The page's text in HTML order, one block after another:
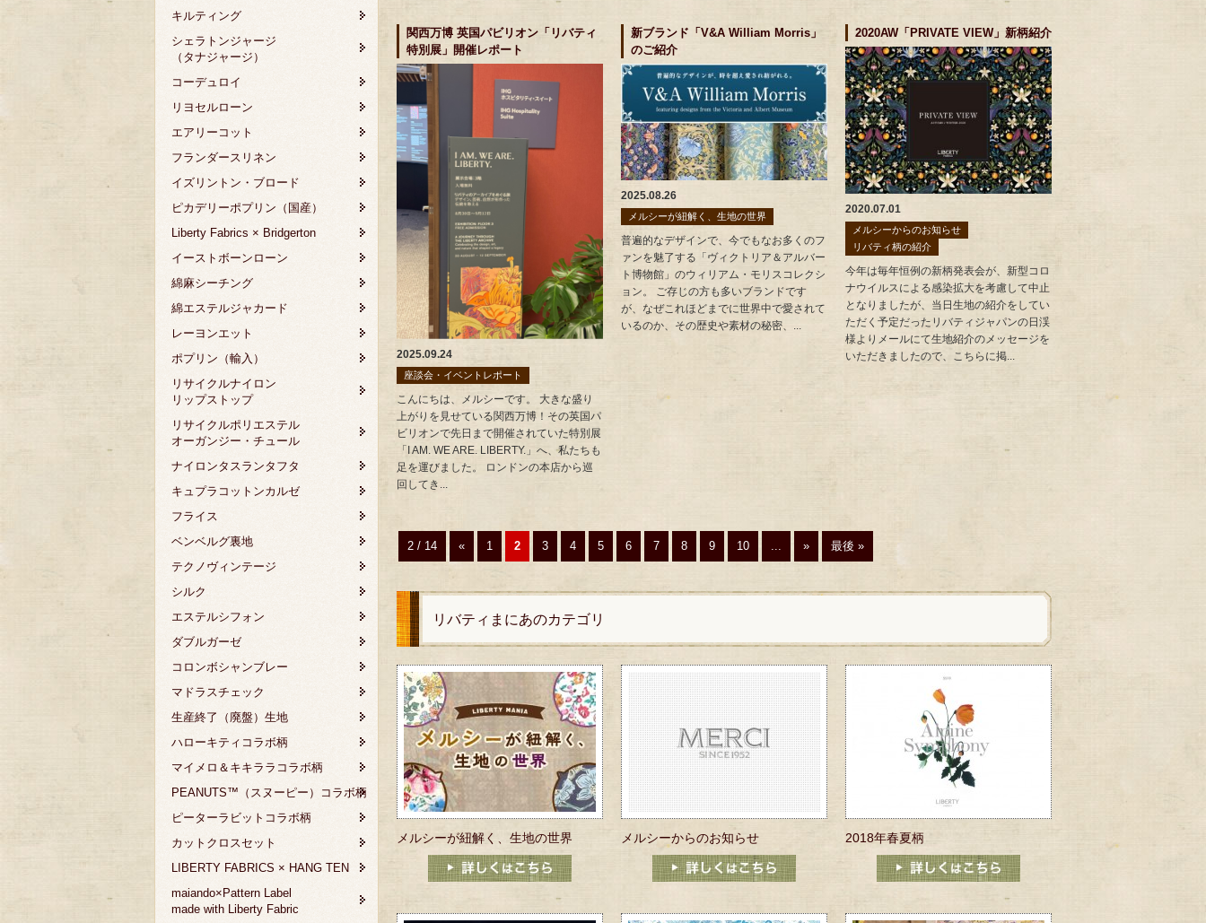
キルティング
シェラトンジャージ
（タナジャージ）
コーデュロイ
リヨセルローン
エアリーコット
フランダースリネン
イズリントン・ブロード
ピカデリーポプリン（国産）
Liberty Fabrics × Bridgerton
イーストボーンローン
綿麻シーチング
綿エステルジャカード
レーヨンエット
ポプリン（輸入）
リサイクルナイロン
リップストップ
リサイクルポリエステル
オーガンジー・チュール
ナイロンタスランタフタ
キュプラコットンカルゼ
フライス
ベンベルグ裏地
テクノヴィンテージ
シルク
エステルシフォン
ダブルガーゼ
コロンボシャンブレー
マドラスチェック
生産終了（廃盤）生地
ハローキティコラボ柄
マイメロ＆キキララコラボ柄
PEANUTS™（スヌーピー）コラボ柄
ピーターラビットコラボ柄
カットクロスセット
LIBERTY FABRICS × HANG TEN
maiando×Pattern Label
made with Liberty Fabric
関西万博 英国パビリオン「リバティ
特別展」開催レポート
2025.09.24
座談会・イベントレポート
こんにちは、メルシーです。 大きな盛り
上がりを見せている関西万博！その英国パ
ビリオンで先日まで開催されていた特別展
「I AM. WE ARE. LIBERTY.」へ、私たちも
足を運びました。 ロンドンの本店から巡
回してき...
新ブランド「V&A William Morris」
のご紹介
2025.08.26
メルシーが紐解く、生地の世界
普遍的なデザインで、今でもなお多くのフ
ァンを魅了する「ヴィクトリア＆アルバー
ト博物館」のウィリアム・モリスコレクシ
ョン。 ご存じの方も多いブランドです
が、なぜこれほどまでに世界中で愛されて
いるのか、その歴史や素材の秘密、...
2020AW「PRIVATE VIEW」新柄紹介
2020.07.01
メルシーからのお知らせ
リバティ柄の紹介
今年は毎年恒例の新柄発表会が、新型コロ
ナウイルスによる感染拡大を考慮して中止
となりましたが、当日生地の紹介をしてい
ただく予定だったリバティジャパンの日渓
様よりメールにて生地紹介のメッセージを
いただきましたので、こちらに掲...
2 / 14 « 1 2 3 4 5 6 7 8 9 10 » 最後 »
リバティまにあのカテゴリ
メルシーが紐解く、生地の世界 メルシーからのお知らせ 2018年春夏柄